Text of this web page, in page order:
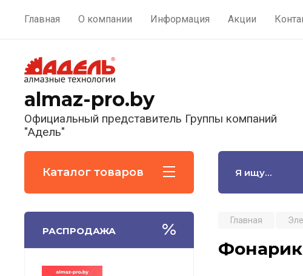
Главная О компании Информация Акции
almaz-pro.by
Официальный представитель Группы компаний
"Адель"
Каталог товаров
РАСПРОДАЖА
Главная
Фонарик